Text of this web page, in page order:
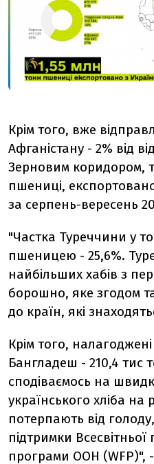
Крім того, вже
Афганістану - 2% від
Зерновим коридором,
пшениці,
за серпень-вересень
"Частка Туреччини у
пшеницею - 25,6%.
найбільших хабів з
борошно, яке згодом
до країн, які
Крім того,
Бангладеш - 210,4 тис
сподіваємось на
українського хліба на
потерпають від
підтримки
програми ООН (WFP)", -